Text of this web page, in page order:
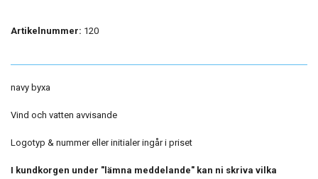
Artikelnummer: 120
navy byxa
Vind och vatten avvisande
Logotyp & nummer eller initialer ingår i priset
I kundkorgen under "lämna meddelande" kan ni skriva vilka